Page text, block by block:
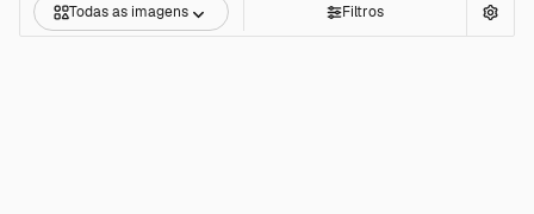
Todas as imagens Filtros